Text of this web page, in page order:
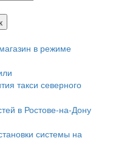
в режиме
такси северного
в Ростове-на-Дону
системы на